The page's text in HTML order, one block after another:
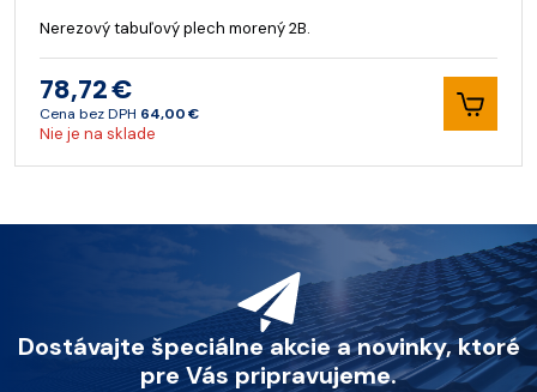
Nerezový tabuľový plech morený 2B.
78,72 €
Cena bez DPH 64,00 €
Nie je na sklade
Dostávajte špeciálne akcie a novinky, ktoré
pre Vás pripravujeme.